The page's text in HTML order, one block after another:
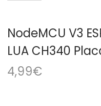
NodeMCU V3
LUA CH340
4,99€